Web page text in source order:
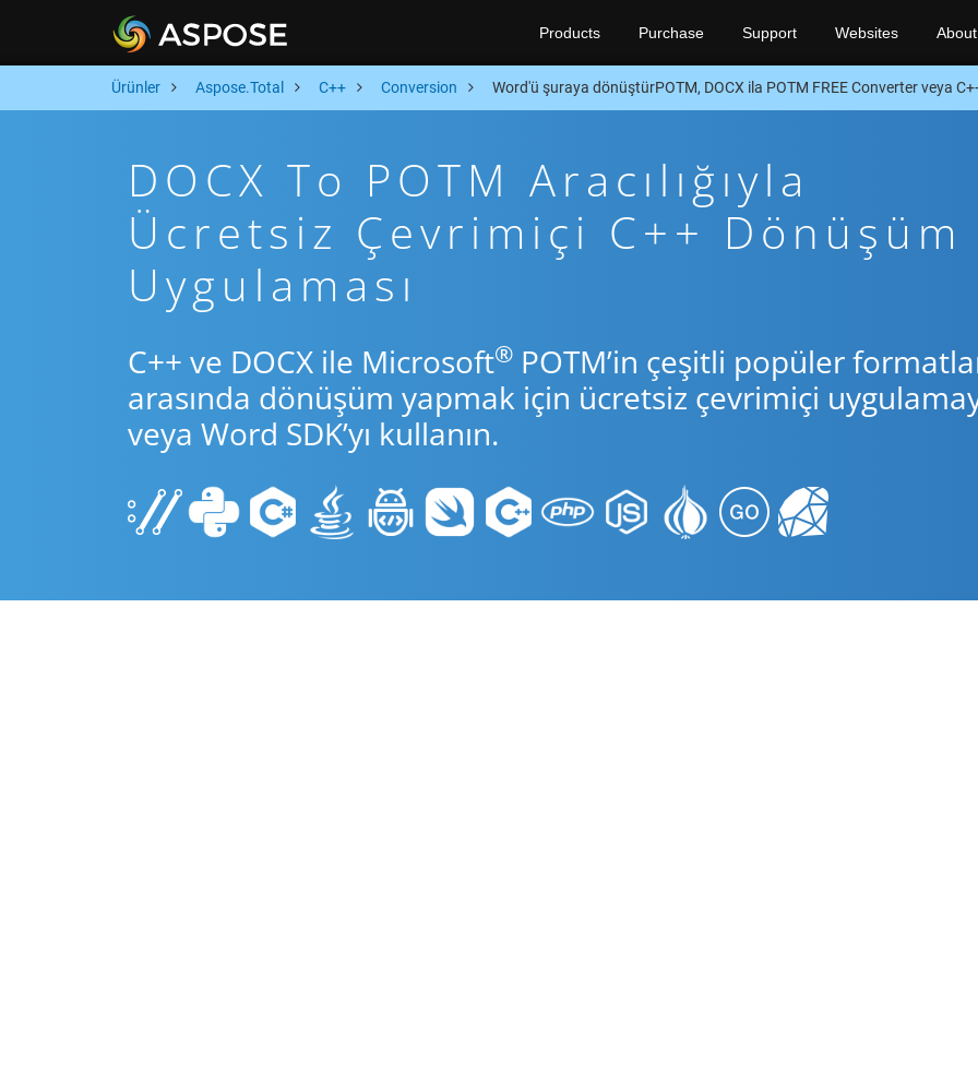
Products Purchase Support Websites About
Ürünler Aspose.Total C++ Conversion Word'ü şuraya dönüştürPOTM, DOCX ila POTM FREE Converter veya
DOCX To POTM Aracılığıyla
Ücretsiz Çevrimiçi C++ Dönüşüm
Uygulaması
C++ ve DOCX ile Microsoft® POTM’in çeşitli popüler
arasında dönüşüm yapmak için ücretsiz çevrimiçi
veya Word SDK’yı kullanın.